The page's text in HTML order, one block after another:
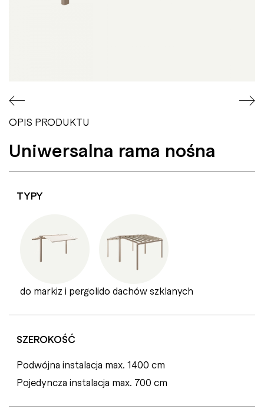
OPIS PRODUKTU
Uniwersalna rama nośna
TYPY
do markiz i pergolido dachów szklanych
SZEROKOŚĆ
Podwójna instalacja max. 1400 cm
Pojedyncza instalacja max. 700 cm